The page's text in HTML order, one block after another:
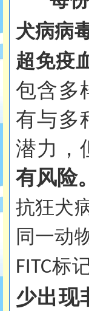
犬病病
超免疫
包含多
有与多
潜力，
有风险。
抗狂犬
同一动
FITC标
少出现